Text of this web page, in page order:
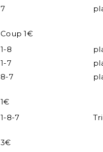
7
Coup 1€
1-8
1-7
8-7
1€
1-8-7
3€